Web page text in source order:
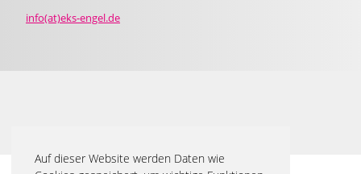
Auf dieser Website werden Daten wie
info(at)eks-engel.de